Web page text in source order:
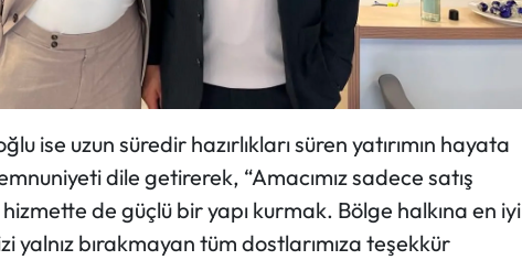
ise uzun süredir hazırlıkları süren yatırımın hayata
dile getirerek, “Amacımız sadece satış
de güçlü bir yapı kurmak. Bölge halkına en iyi
yalnız bırakmayan tüm dostlarımıza teşekkür